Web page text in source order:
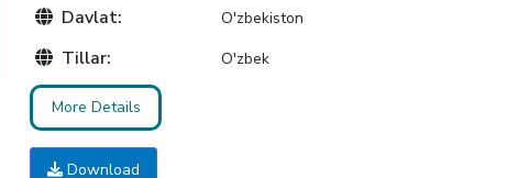
Davlat: O'zbekiston
Tillar: O'zbek
More Details
Download